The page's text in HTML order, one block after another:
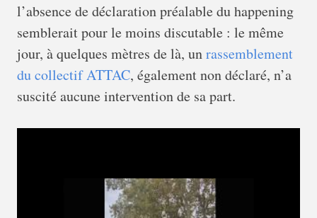
l’absence de déclaration préalable du happening
semblerait pour le moins discutable : le même
jour, à quelques mètres de là, unrassemblement
du collectif ATTAC, également non déclaré, n’a
suscité aucune intervention de sa part.